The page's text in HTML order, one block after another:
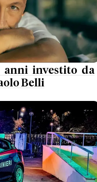
anni investito da
Belli